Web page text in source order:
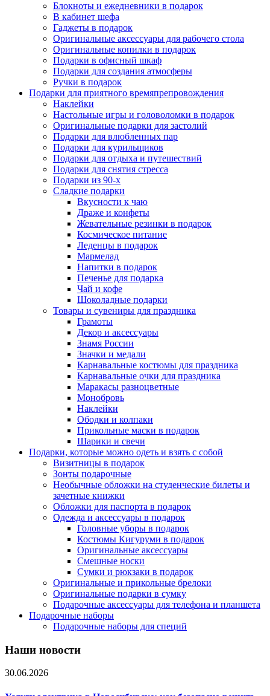
Блокноты и ежедневники в подарок
В кабинет шефа
Гаджеты в подарок
Оригинальные аксессуары для рабочего стола
Оригинальные копилки в подарок
Подарки в офисный шкаф
Подарки для создания атмосферы
Ручки в подарок
Подарки для приятного времяпрепровождения
Наклейки
Настольные игры и головоломки в подарок
Оригинальные подарки для застолий
Подарки для влюбленных пар
Подарки для курильщиков
Подарки для отдыха и путешествий
Подарки для снятия стресса
Подарки из 90-х
Сладкие подарки
Вкусности к чаю
Драже и конфеты
Жевательные резинки в подарок
Космическое питание
Леденцы в подарок
Мармелад
Напитки в подарок
Печенье для подарка
Чай и кофе
Шоколадные подарки
Товары и сувениры для праздника
Грамоты
Декор и аксессуары
Знамя России
Значки и медали
Карнавальные костюмы для праздника
Карнавальные очки для праздника
Маракасы разноцветные
Монобровь
Наклейки
Ободки и колпаки
Прикольные маски в подарок
Шарики и свечи
Подарки, которые можно одеть и взять с собой
Визитницы в подарок
Зонты подарочные
Необычные обложки на студенческие билеты и
зачетные книжки
Обложки для паспорта в подарок
Одежда и аксессуары в подарок
Головные уборы в подарок
Костюмы Кигуруми в подарок
Оригинальные аксессуары
Смешные носки
Сумки и рюкзаки в подарок
Оригинальные и прикольные брелоки
Оригинальные подарки в сумку
Подарочные аксессуары для телефона и планшета
Подарочные наборы
Подарочные наборы для специй
Наши новости
30.06.2026